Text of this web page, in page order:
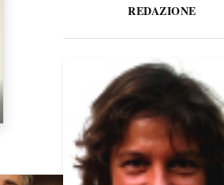
REDAZIONE